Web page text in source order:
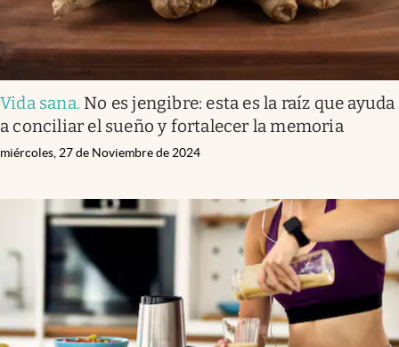
Vida sana. No es jengibre: esta es la raíz que ayuda
a conciliar el sueño y fortalecer la memoria
miércoles, 27 de Noviembre de 2024